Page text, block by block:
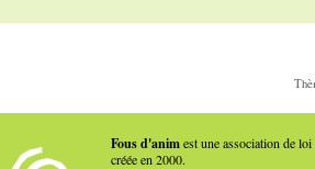
Fous d'animest une association de loi
créée en 2000.